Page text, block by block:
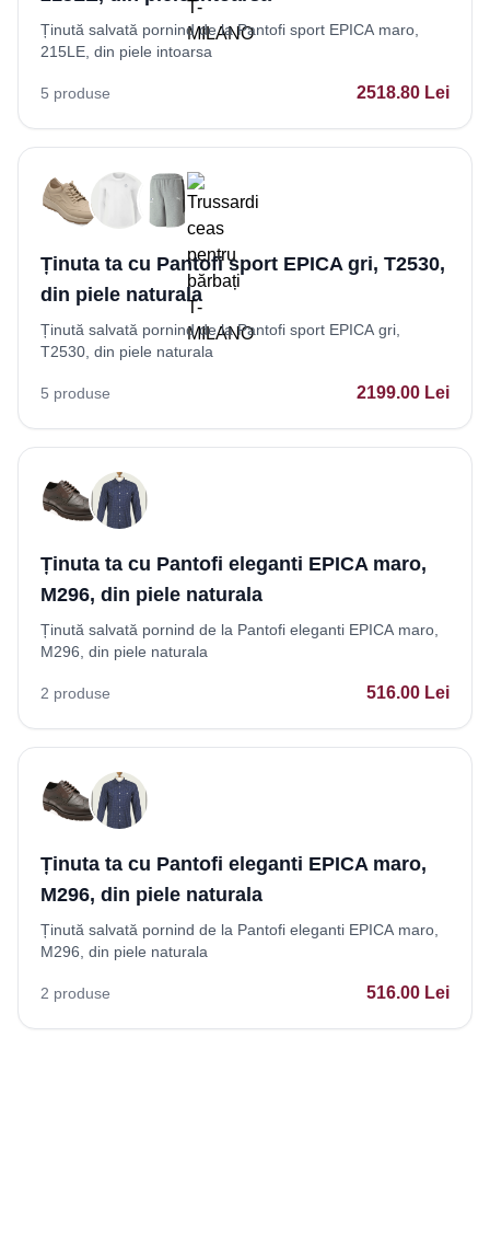
Ținută salvată pornind de la Pantofi sport EPICA maro,
215LE, din piele intoarsa
5 produse 2518.80 Lei
Ținuta ta cu Pantofi sport EPICA gri, T2530,
din piele naturala
Ținută salvată pornind de la Pantofi sport EPICA gri,
T2530, din piele naturala
5 produse 2199.00 Lei
Ținuta ta cu Pantofi eleganti EPICA maro,
M296, din piele naturala
Ținută salvată pornind de la Pantofi eleganti EPICA maro,
M296, din piele naturala
2 produse 516.00 Lei
Ținuta ta cu Pantofi eleganti EPICA maro,
M296, din piele naturala
Ținută salvată pornind de la Pantofi eleganti EPICA maro,
M296, din piele naturala
2 produse 516.00 Lei